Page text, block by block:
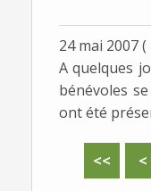
24 mai 2007
A quelques
bénévoles
ont été
<< <